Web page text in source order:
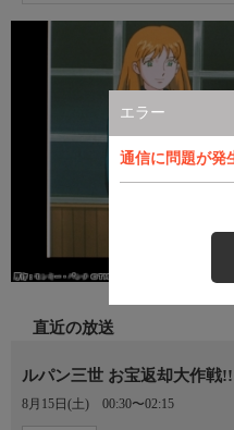
エラー
通信に問題が発
直近の放送
ルパン三世 お宝返却大作戦!!
8月15日(土) 00:30〜02:15